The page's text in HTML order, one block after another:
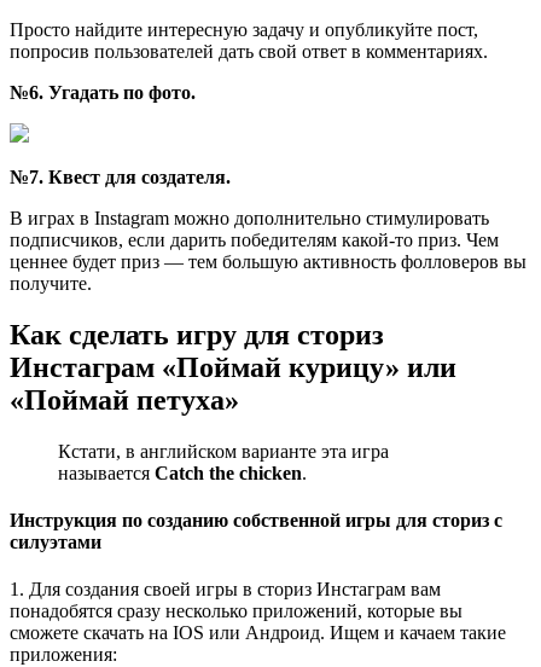
Просто найдите интересную задачу и опубликуйте пост,
попросив пользователей дать свой ответ в комментариях.
№6. Угадать по фото.
№7. Квест для создателя.
В играх в Instagram можно дополнительно стимулировать
подписчиков, если дарить победителям какой-то приз. Чем
ценнее будет приз — тем большую активность фолловеров вы
получите.
Как сделать игру для сториз
Инстаграм «Поймай курицу» или
«Поймай петуха»
Кстати, в английском варианте эта игра
называется Catch the chicken.
Инструкция по созданию собственной игры для сториз с
силуэтами
1. Для создания своей игры в сториз Инстаграм вам
понадобятся сразу несколько приложений, которые вы
сможете скачать на IOS или Андроид. Ищем и качаем такие
приложения: